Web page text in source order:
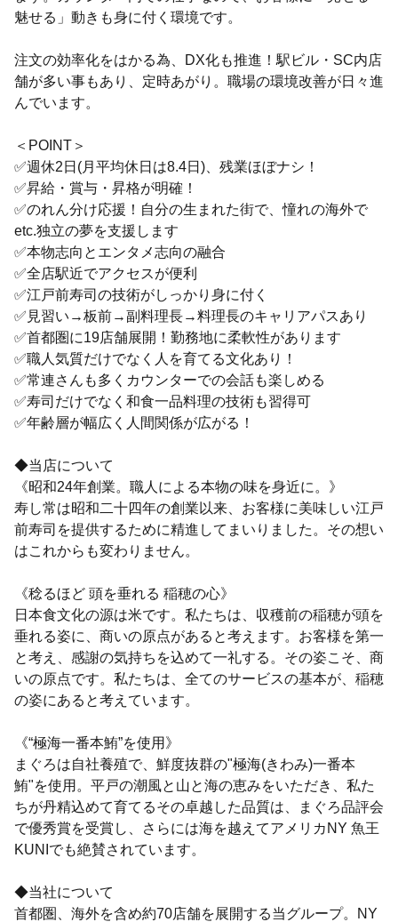
魅せる」動きも身に付く環境です。
注文の効率化をはかる為、DX化も推進！駅ビル・SC内店
舗が多い事もあり、定時あがり。職場の環境改善が日々進
んでいます。
＜POINT＞
✅週休2日(月平均休日は8.4日)、残業ほぼナシ！
✅昇給・賞与・昇格が明確！
✅のれん分け応援！自分の生まれた街で、憧れの海外で
etc.独立の夢を支援します
✅本物志向とエンタメ志向の融合
✅全店駅近でアクセスが便利
✅江戸前寿司の技術がしっかり身に付く
✅見習い→板前→副料理長→料理長のキャリアパスあり
✅首都圏に19店舗展開！勤務地に柔軟性があります
✅職人気質だけでなく人を育てる文化あり！
✅常連さんも多くカウンターでの会話も楽しめる
✅寿司だけでなく和食一品料理の技術も習得可
✅年齢層が幅広く人間関係が広がる！
◆当店について
《昭和24年創業。職人による本物の味を身近に。》
寿し常は昭和二十四年の創業以来、お客様に美味しい江戸
前寿司を提供するために精進してまいりました。その想い
はこれからも変わりません。
《稔るほど 頭を垂れる 稲穂の心》
日本食文化の源は米です。私たちは、収穫前の稲穂が頭を
垂れる姿に、商いの原点があると考えます。お客様を第一
と考え、感謝の気持ちを込めて一礼する。その姿こそ、商
いの原点です。私たちは、全てのサービスの基本が、稲穂
の姿にあると考えています。
《“極海一番本鮪”を使用》
まぐろは自社養殖で、鮮度抜群の"極海(きわみ)一番本
鮪"を使用。平戸の潮風と山と海の恵みをいただき、私た
ちが丹精込めて育てるその卓越した品質は、まぐろ品評会
で優秀賞を受賞し、さらには海を越えてアメリカNY 魚王
KUNIでも絶賛されています。
◆当社について
首都圏、海外を含め約70店舗を展開する当グループ。NY